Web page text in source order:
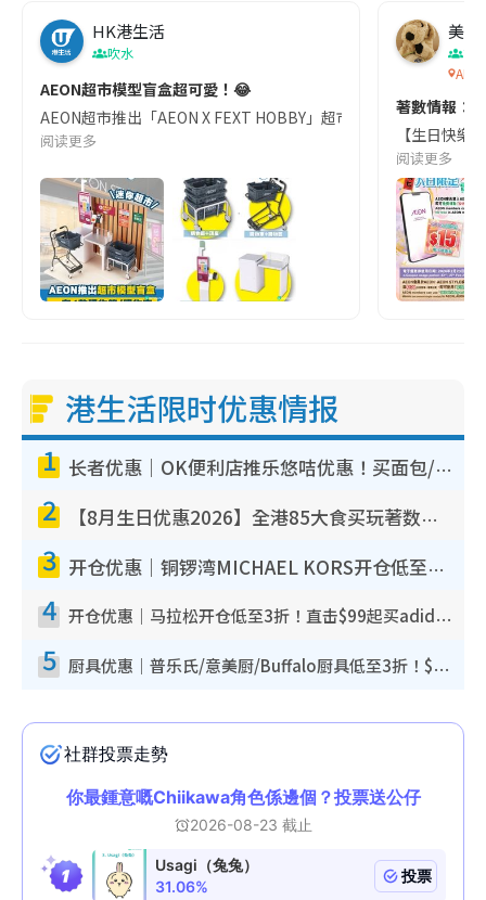
HK港生活
吹水
AEON超市模型盲盒超可愛！😂
AEON超市推出「AEON X FEXT HOBBY」超市系列盲盒一套4
阅读更多
美食
節
著數情報：
【生日快
阅读更多
港生活限时优惠情报
1 长者优惠｜OK便利店推乐悠咭优惠！买面包/牛奶/保健品拍卡即减
2 【8月生日优惠2026】全港85大食买玩著数攻略 自助餐/火锅放题同行免费＋诚品/DONKI送现金券
3 开仓优惠｜铜锣湾MICHAEL KORS开仓低至17折！直击$500起买手袋/钱包/鞋款 必买经典Jet Set系列
4 开仓优惠｜马拉松开仓低至3折！直击$99起买adidas／New Balance／Puma鞋款 STANLEY保温杯劈价至$119起
5 厨具优惠｜普乐氏/意美厨/Buffalo厨具低至3折！$89起买煎锅/炒锅/个人锅 同场小家电激减至$99起